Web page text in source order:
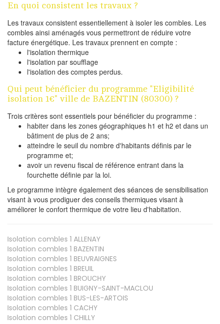
En quoi consistent les travaux ?
Les travaux consistent essentiellement à isoler les combles. Les
combles ainsi aménagés vous permettront de réduire votre
facture énergétique. Les travaux prennent en compte :
l'isolation thermique
l'isolation par soufflage
l'isolation des comptes perdus.
Qui peut bénéficier du programme "Eligibilité
isolation 1€" ville de BAZENTIN (80300) ?
Trois critères sont essentiels pour bénéficier du programme :
habiter dans les zones géographiques h1 et h2 et dans un
bâtiment de plus de 2 ans;
atteindre le seuil du nombre d'habitants définis par le
programme et;
avoir un revenu fiscal de référence entrant dans la
fourchette définie par la loi.
Le programme intègre également des séances de sensibilisation
visant à vous prodiguer des conseils thermiques visant à
améliorer le confort thermique de votre lieu d'habitation.
Isolation combles 1 ALLENAY
Isolation combles 1 BAZENTIN
Isolation combles 1 BEUVRAIGNES
Isolation combles 1 BREUIL
Isolation combles 1 BROUCHY
Isolation combles 1 BUIGNY-SAINT-MACLOU
Isolation combles 1 BUS-LES-ARTOIS
Isolation combles 1 CACHY
Isolation combles 1 CHILLY